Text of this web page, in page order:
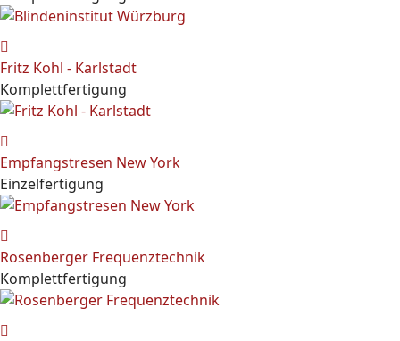
Fritz Kohl - Karlstadt
Komplettfertigung
Empfangstresen New York
Einzelfertigung
Rosenberger Frequenztechnik
Komplettfertigung